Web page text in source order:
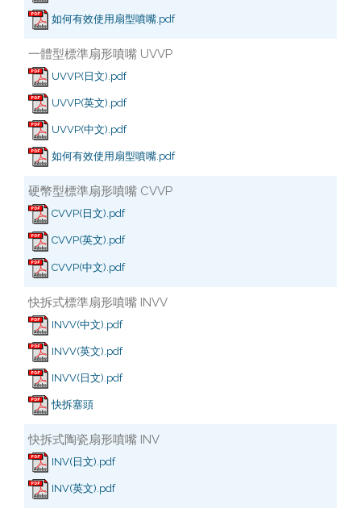
如何有效使用扇型噴嘴.pdf
一體型標準扇形噴嘴 UVVP
UVVP(日文).pdf
UVVP(英文).pdf
UVVP(中文).pdf
如何有效使用扇型噴嘴.pdf
硬幣型標準扇形噴嘴 CVVP
CVVP(日文).pdf
CVVP(英文).pdf
CVVP(中文).pdf
快拆式標準扇形噴嘴 INVV
INVV(中文).pdf
INVV(英文).pdf
INVV(日文).pdf
快拆塞頭
快拆式陶瓷扇形噴嘴 INV
INV(日文).pdf
INV(英文).pdf